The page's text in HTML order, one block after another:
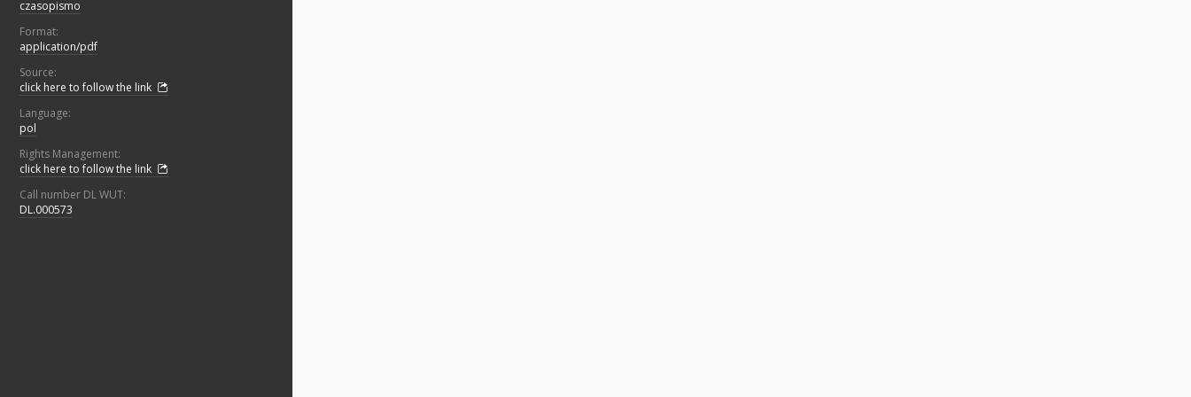
czasopismo
Format:
application/pdf
Source:
click here to follow the link
Language:
pol
Rights Management:
click here to follow the link
Call number DL WUT:
DL.000573